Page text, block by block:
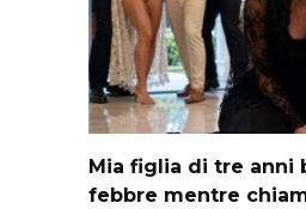
Mia figlia di tre anni
febbre mentre